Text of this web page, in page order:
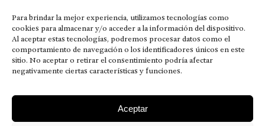
Para brindar la mejor experiencia, utilizamos tecnologías como
cookies para almacenar y/o acceder a la información del dispositivo.
Al aceptar estas tecnologías, podremos procesar datos como el
comportamiento de navegación o los identificadores únicos en este
sitio. No aceptar o retirar el consentimiento podría afectar
negativamente ciertas características y funciones.
Aceptar
El concepto de familia no está limitado exclusivamente a la sangre; seres
que surgen en nuestro diario vivir suelen pesar más que los
emparentados. Más bien, el apego de estas dos versiones de seres
queridos mueve ideales provenientes de sus vivencias.
This is for nuestra gente.” – HRSuriel